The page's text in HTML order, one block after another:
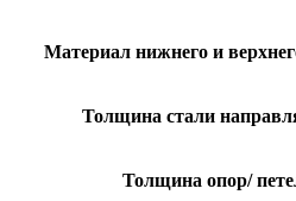
Материал нижнего и
Толщина стали
Толщина опор/